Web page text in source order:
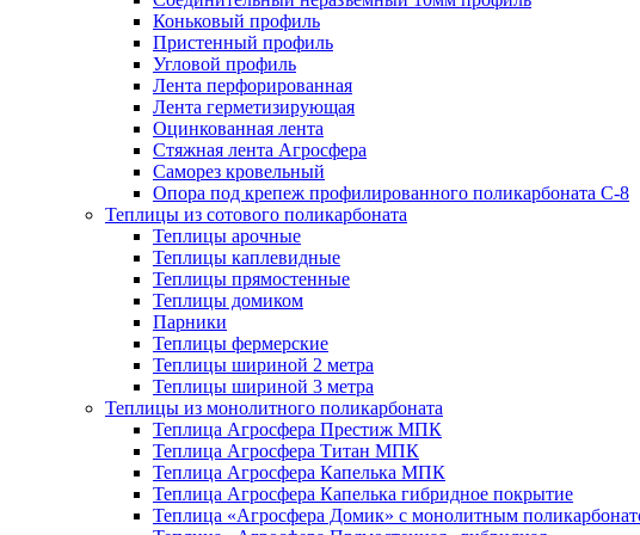
Коньковый профиль
Пристенный профиль
Угловой профиль
Лента перфорированная
Лента герметизирующая
Оцинкованная лента
Стяжная лента Агросфера
Саморез кровельный
Опора под крепеж профилированного поликарбоната С-8
Теплицы из сотового поликарбоната
Теплицы арочные
Теплицы каплевидные
Теплицы прямостенные
Теплицы домиком
Парники
Теплицы фермерские
Теплицы шириной 2 метра
Теплицы шириной 3 метра
Теплицы из монолитного поликарбоната
Теплица Агросфера Престиж МПК
Теплица Агросфера Титан МПК
Теплица Агросфера Капелька МПК
Теплица Агросфера Капелька гибридное покрытие
Теплица «Агросфера Домик» с монолитным